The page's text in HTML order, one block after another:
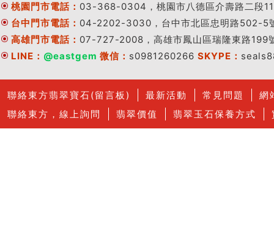
桃園門市電話： 03-368-0304，桃園市八德區介壽路二段
台中門市電話： 04-2202-3030，台中市北區忠明路502-5
高雄門市電話： 07-727-2008，高雄市鳳山區瑞隆東路199
LINE： @eastgem 微信： s0981260266 SKYPE：
聯絡東方翡翠寶石(留言板) 最新活動 常見問題
網
聯絡東方，線上詢問
翡翠價值 翡翠玉石保養方式